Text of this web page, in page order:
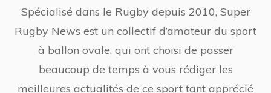
Spécialisé dans le Rugby depuis 2010, Super
Rugby News est un collectif d’amateur du sport
à ballon ovale, qui ont choisi de passer
beaucoup de temps à vous rédiger les
meilleures actualités de ce sport tant apprécié